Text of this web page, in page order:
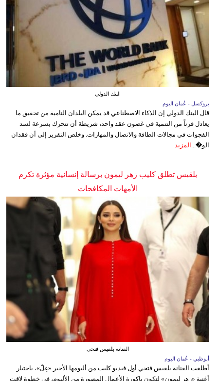
البنك الدولي
بروكسل - عُمان اليوم
قال البنك الدولي إن الذكاء الاصطناعي قد يمكن البلدان النامية من تحقيق ما
يعادل قرناً من التنمية في غضون عقد واحد، شريطة أن تتحرك بسرعة لسد
الفجوات في مجالات الطاقة والاتصال والمهارات. وخلص التقرير إلى أن فقدان
الو�... المزيد
بلقيس تطلق كليب زهر ليمون برسالة إنسانية مؤثرة تكرم
الأمهات المكافحات
الفنانة بلقيس فتحي
أبوظبي - عُمان اليوم
أطلقت الفنانة بلقيس فتحي أول فيديو كليب من ألبومها الأخير «غِلّ»، باختيار
أغنية «زهر ليمون» لتكون باكورة الأعمال المصورة من الألبوم، في خطوة لاقت